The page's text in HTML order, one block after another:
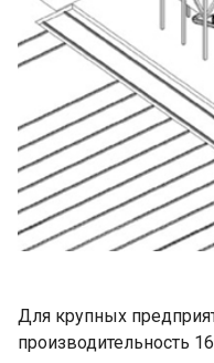
Для крупных
производительность